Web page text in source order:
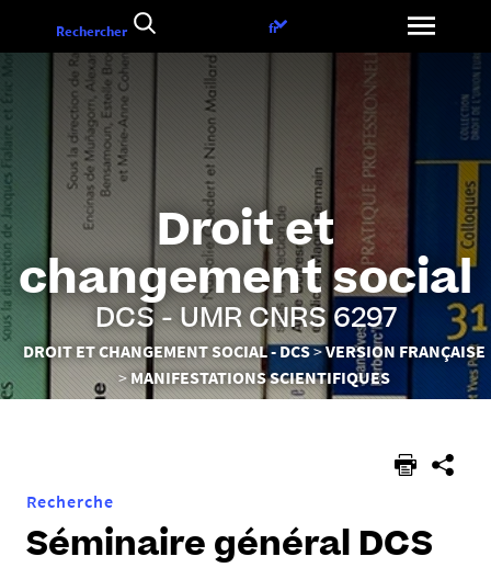
Droit et
changement social
DCS - UMR CNRS 6297
Vous
ici :
DROIT ET CHANGEMENT SOCIAL - DCS
VERSION FRANÇAISE
MANIFESTATIONS SCIENTIFIQUES
Rechercher
Choix
fr
Recherche
Séminaire général DCS